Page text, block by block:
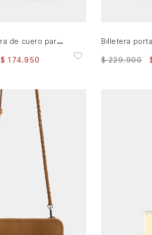
Porta chequera de cuero para mujer Angola
$ 174.950 $ 229.900